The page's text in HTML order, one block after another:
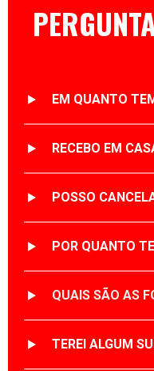
EM QUANTO
RECEBO EM
POSSO
POR QUANTO
QUAIS SÃO AS
TEREI ALGUM